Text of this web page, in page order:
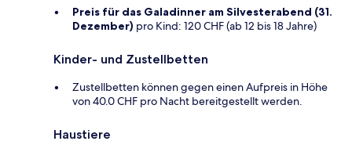
Preis für das Galadinner am Silvesterabend (31.
Dezember) pro Kind: 120 CHF (ab 12 bis 18 Jahre)
Kinder- und Zustellbetten
Zustellbetten können gegen einen Aufpreis in Höhe
von 40.0 CHF pro Nacht bereitgestellt werden.
Haustiere